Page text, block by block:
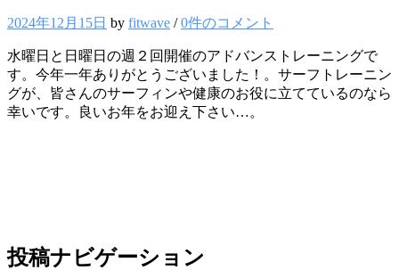
2024年12月15日 by fitwave /0件のコメント
水曜日と日曜日の週２回開催のアドバンストレーニングで
す。今年一年ありがとうございました！。サーフトレーニン
グが、皆さんのサーフィンや健康のお役に立てているのなら
幸いです。良いお年をお迎え下さい…。
投稿ナビゲーション